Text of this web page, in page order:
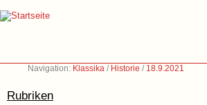
Navigation: Klassika / Historie / 18.9.2021
Rubriken